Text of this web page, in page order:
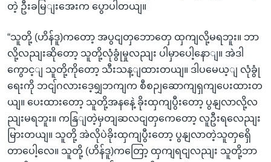
တဲ့ ဦးခမြျးအေးက ပွောပါတယျ။
“သူတို့ (ဟိန်ဒူ)ကတော့ အပွငျတှဘောတှေ ထှကျလို့မရဘူး။ ဘာ
လို့လညျးဆိုတော့ သူတို့လုံခွုံမှုလညျး ပါမှာပေါ့နောျ။ အဲဒါ
ကွောင့ျ သူတို့ကိုတော့ သီးသန့ျထားတယျ။ ဒါပမေယ့ျ လုံခွုံ
ရေးကို ဘငျ်ဂလားဒေ့ရျှဘကျက စီစဉျဆောကျရှကျပေးထားတ
ယျ။ ပေးထားတော့ သူတို့အနနေဲ့ ခိုးထှကျပွီးတော့ ပွနျလာလို့လ
ညျးမရဘူး။ ကနြျတဲ့မှတျဆလငျတှကေတော့ လူဦးရလေညျး
မြားတယျ။ သူတို့ အဲလိုပဲခိုးထှကျပွီးတော့ ပွနျလာတဲ့သူတှရှေိ
တာပေါ့လေ။ သူတို့ (ဟိန်ဒူ)ကတြော့ ထှကျရငျလညျး သူတို့ဘာ